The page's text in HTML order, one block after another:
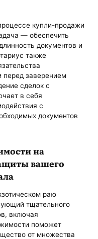
купли-продажи
— обеспечить
документов и
также
заверением
сделок с
в себя
с
документов
на
вашего
раю
тщательного
включая
поможет
от множества